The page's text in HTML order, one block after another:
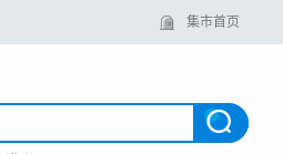
集市首页